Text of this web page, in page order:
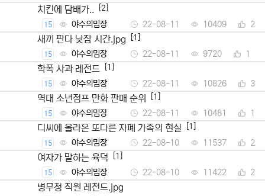
치킨에 담배가.. [2]
15 야수의밈장 22-08-11 10409 2
새끼 판다 낮잠 시간.jpg [1]
15 야수의밈장 22-08-11 9720 1
학폭 사과 레전드 [1]
15 야수의밈장 22-08-11 10826 3
역대 소년점프 만화 판매 순위 [1]
15 야수의밈장 22-08-11 10481 1
디씨에 올라온 또다른 자폐 가족의 현실 [1]
15 야수의밈장 22-08-10 11537 2
여자가 말하는 육덕 [1]
15 야수의밈장 22-08-10 11422 2
병무청 직원 레전드.jpg